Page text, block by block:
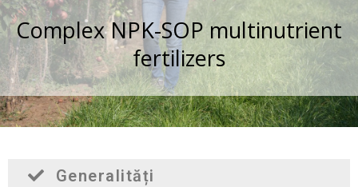
Complex NPK-SOP multinutrient
fertilizers
Generalități